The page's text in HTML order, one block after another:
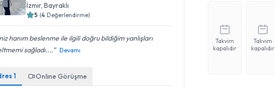
İzmir, Bayraklı
5 (4 Değerlendirme)
hanım beslenme ile ilgili doğru bildiğim yanlışları
sağladı....
Devamı
1 Online Görüşme
Takvim
kapalıdır
Takvim
kapalıdır